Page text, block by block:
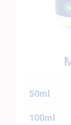
50ml
100ml